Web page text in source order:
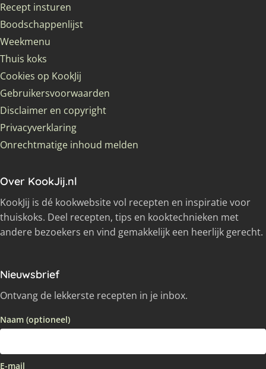
Recept insturen
Boodschappenlijst
Weekmenu
Thuis koks
Cookies op KookJij
Gebruikersvoorwaarden
Disclaimer en copyright
Privacyverklaring
Onrechtmatige inhoud melden
Over KookJij.nl
KookJij is dé kookwebsite vol recepten en inspiratie voor
thuiskoks. Deel recepten, tips en kooktechnieken met
andere bezoekers en vind gemakkelijk een heerlijk gerecht.
Nieuwsbrief
Ontvang de lekkerste recepten in je inbox.
Naam (optioneel)
E-mail